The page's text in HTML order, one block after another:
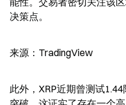
决策点。
来源：TradingView
此外，XRP近期曾测试